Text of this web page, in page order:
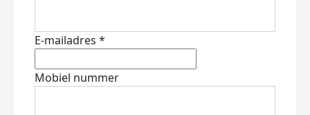
E-mailadres *
Mobiel nummer